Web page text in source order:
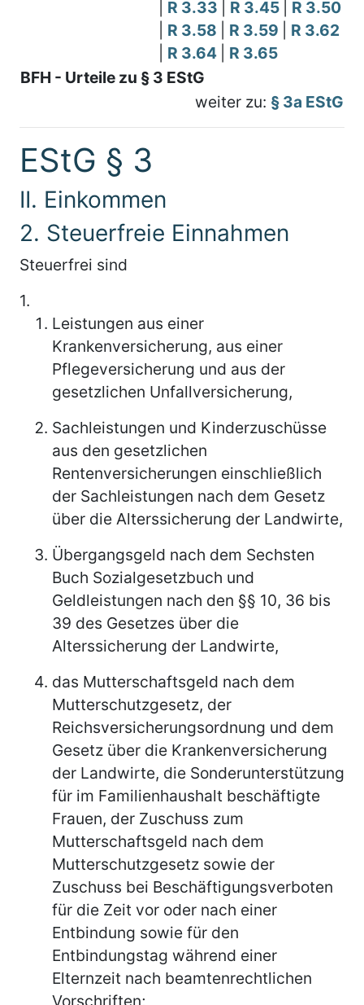
R 3.33 R 3.45
R 3.50
R 3.58 R 3.59
R 3.62
R 3.64
R 3.65
BFH - Urteile zu § 3 EStG
weiter zu: § 3a EStG
EStG § 3
II. Einkommen
2. Steuerfreie Einnahmen
Steuerfrei sind
1.
Leistungen aus einer
Krankenversicherung, aus einer
Pflegeversicherung und aus der
gesetzlichen Unfallversicherung,
Sachleistungen und Kinderzuschüsse
aus den gesetzlichen
Rentenversicherungen einschließlich
der Sachleistungen nach dem Gesetz
über die Alterssicherung der Landwirte,
Übergangsgeld nach dem Sechsten
Buch Sozialgesetzbuch und
Geldleistungen nach den §§ 10, 36 bis
39 des Gesetzes über die
Alterssicherung der Landwirte,
das Mutterschaftsgeld nach dem
Mutterschutzgesetz, der
Reichsversicherungsordnung und dem
Gesetz über die Krankenversicherung
der Landwirte, die Sonderunterstützung
für im Familienhaushalt beschäftigte
Frauen, der Zuschuss zum
Mutterschaftsgeld nach dem
Mutterschutzgesetz sowie der
Zuschuss bei Beschäftigungsverboten
für die Zeit vor oder nach einer
Entbindung sowie für den
Entbindungstag während einer
Elternzeit nach beamtenrechtlichen
Vorschriften;